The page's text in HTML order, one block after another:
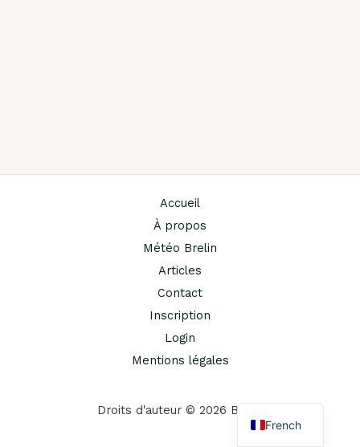
Accueil
À propos
Météo Brelin
Articles
Contact
Inscription
Login
Mentions légales
Droits d'auteur © 2026 Brelin
French